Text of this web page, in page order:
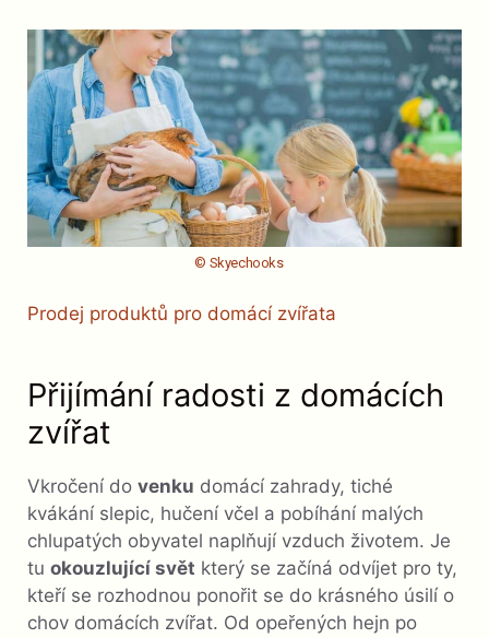
© Skyechooks
Prodej produktů pro domácí zvířata
Přijímání radosti z domácích
zvířat
Vkročení do venku domácí zahrady, tiché
kvákání slepic, hučení včel a pobíhání malých
chlupatých obyvatel naplňují vzduch životem. Je
tu okouzlující svět který se začíná odvíjet pro ty,
kteří se rozhodnou ponořit se do krásného úsilí o
chov domácích zvířat. Od opeřených hejn po